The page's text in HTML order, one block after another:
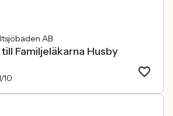
AB
Familjeläkarna Husby
10